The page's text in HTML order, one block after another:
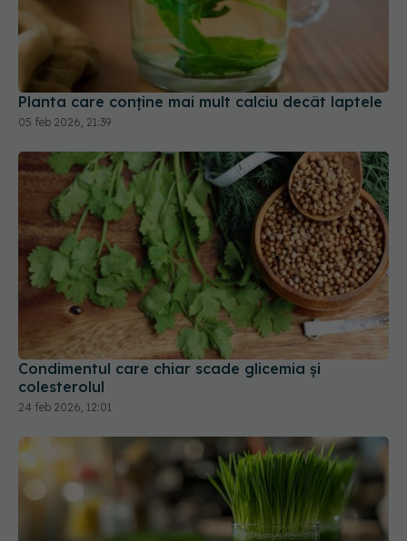
Planta care conține mai mult calciu decât laptele
05 feb 2026, 21:39
Condimentul care chiar scade glicemia și
colesterolul
24 feb 2026, 12:01